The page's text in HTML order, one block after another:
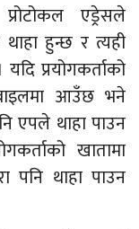
एड्रेसले
हुन्छ र त्यही
प्रयोगकर्ताको
आउँछ भने
एपले थाहा पाउन
खातामा
पनि थाहा पाउन